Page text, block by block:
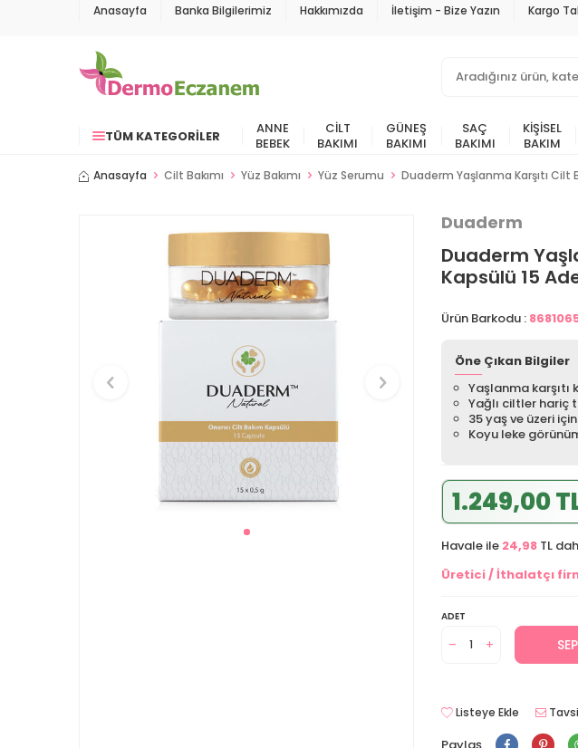
Anasayfa Banka Bilgilerimiz Hakkımızda İletişim - Bize Yazın Kargo
TÜM KATEGORILER
ANNE
BEBEK
CILT
BAKIMI
GÜNEŞ
BAKIMI
SAÇ
BAKIMI
KIŞISEL
BAKIM
Anasayfa Cilt Bakımı Yüz Bakımı Yüz Serumu Duaderm Yaşlanma Karşıtı Cilt
Duaderm
Duaderm
Kapsülü 15
Ürün Barkodu :
Öne Çıkan Bilgiler
Yaşlanma karşıtı
Yağlı ciltler hariç
35 yaş ve üzeri
Koyu leke
1.249,00
Havale ile 24,98 TL
Üretici / İthalatçı
ADET
Listeye Ekle